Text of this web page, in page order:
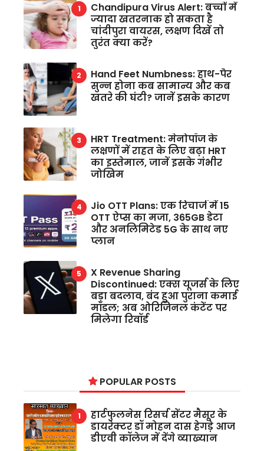
Chandipura Virus Alert: बच्चों में
ज्यादा खतरनाक हो सकता है
चांदीपुरा वायरस, लक्षण दिखें तो
तुरंत क्या करें?
Hand Feet Numbness: हाथ-पैर
सुन्न होना कब सामान्य और कब
खतरे की घंटी? जानें इसके कारण
HRT Treatment: मेनोपॉज के
लक्षणों में राहत के लिए बढ़ा HRT
का इस्तेमाल, जानें इसके गंभीर
जोखिम
Jio OTT Plans: एक रिचार्ज में 15
OTT ऐप्स का मजा, 365GB डेटा
और अनलिमिटेड 5G के साथ नए
प्लान
X Revenue Sharing
Discontinued: एक्स यूजर्स के लिए
बड़ा बदलाव, बंद हुआ पुराना कमाई
मॉडल; अब ओरिजिनल कंटेंट पर
मिलेगा रिवॉर्ड
POPULAR POSTS
हार्टफुलनेस रिसर्च सेंटर मैसूर के
डायरेक्टर डॉ मोहन दास हेगड़े आज
डीएवी कॉलेज में देंगे व्याख्यान